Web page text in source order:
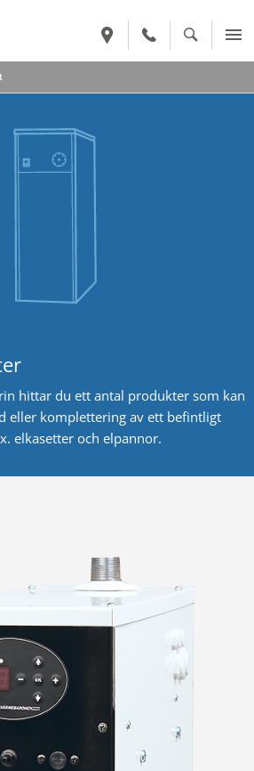
hittar du ett antal produkter som kan
eller komplettering av ett befintligt
elkasetter och elpannor.